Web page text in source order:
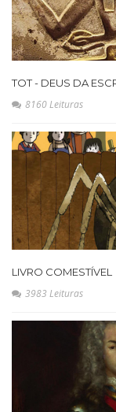
TOT - DEUS DA
8160 Leituras
LIVRO COMESTÍVEL
3983 Leituras